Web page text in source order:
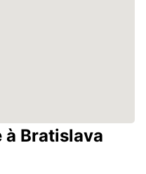
Bratislava